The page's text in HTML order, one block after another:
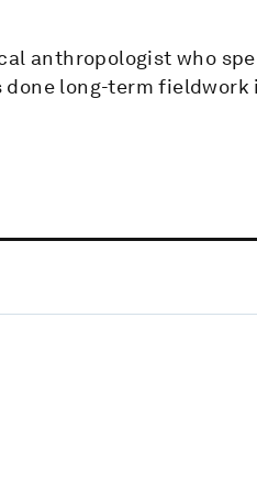
anthropologist who
done long-term